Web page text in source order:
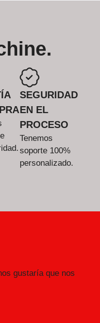
SEGURIDAD
EN EL
PROCESO
Tenemos
soporte 100%
personalizado.
gustaría que nos